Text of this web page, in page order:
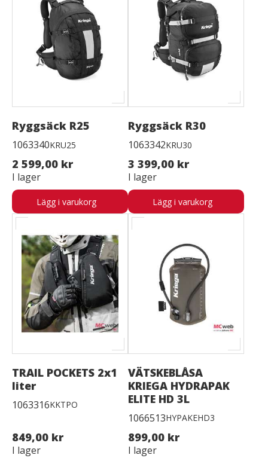
Ryggsäck R25
1063340KRU25
2 599,00 kr
I lager
Lägg i varukorg
Ryggsäck R30
1063342KRU30
3 399,00 kr
I lager
Lägg i varukorg
TRAIL POCKETS 2x1
liter
1063316KKTPO
849,00 kr
I lager
VÄTSKEBLÅSA
KRIEGA HYDRAPAK
ELITE HD 3L
1066513HYPAKEHD3
899,00 kr
I lager